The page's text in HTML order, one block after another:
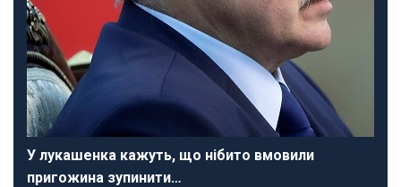
У лукашенка кажуть, що нібито вмовили
пригожина зупинити…